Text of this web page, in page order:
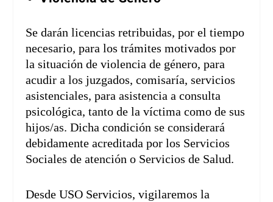
Se darán licencias retribuidas, por el tiempo
necesario, para los trámites motivados por
la situación de violencia de género, para
acudir a los juzgados, comisaría, servicios
asistenciales, para asistencia a consulta
psicológica, tanto de la víctima como de sus
hijos/as. Dicha condición se considerará
debidamente acreditada por los Servicios
Sociales de atención o Servicios de Salud.
Desde USO Servicios, vigilaremos la